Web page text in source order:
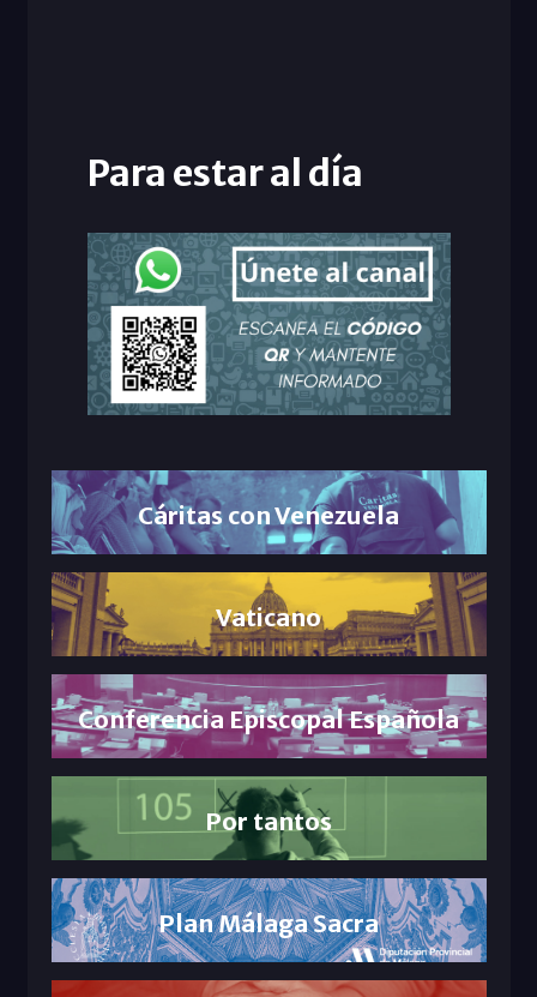
Para estar al día
Cáritas con Venezuela
Vaticano
Conferencia Episcopal Española
Por tantos
Plan Málaga Sacra